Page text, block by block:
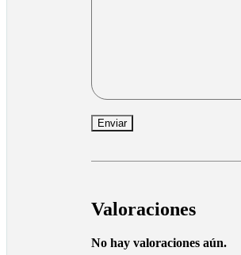
Valoraciones
No hay valoraciones aún.